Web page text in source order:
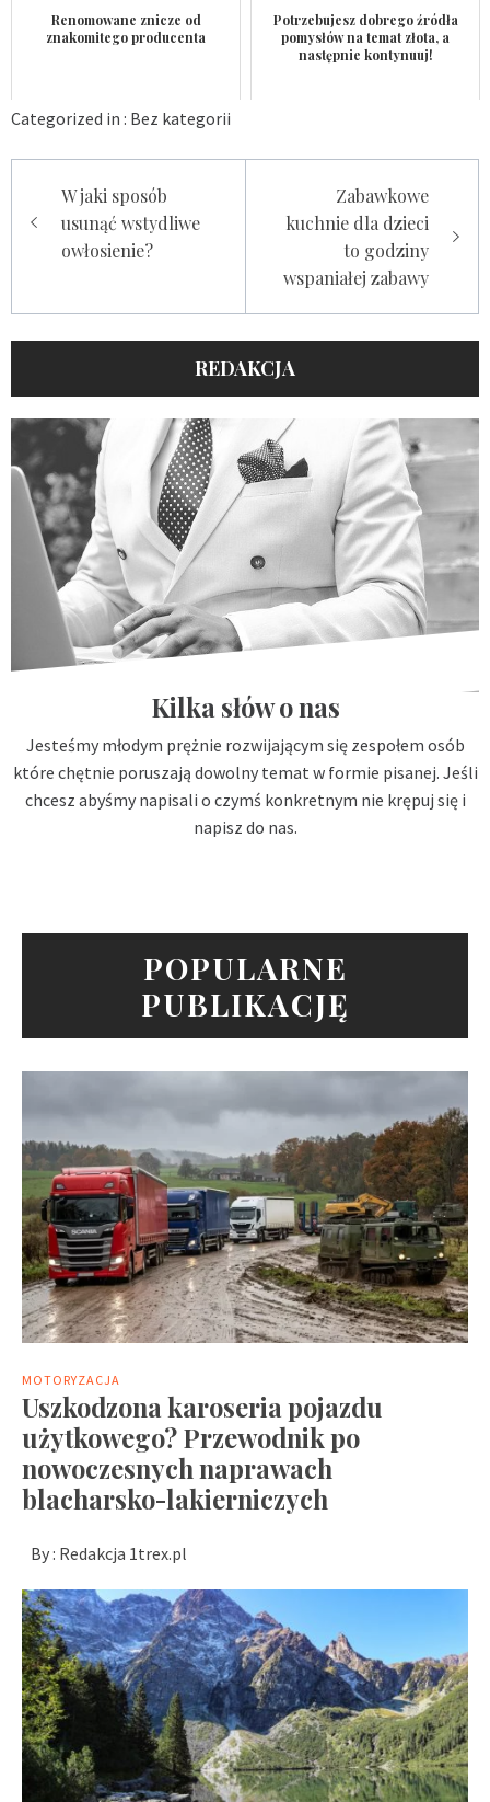
Renomowane znicze od
znakomitego producenta
Potrzebujesz dobrego źródła
pomysłów na temat złota, a
następnie kontynuuj!
Categorized in : Bez kategorii
wpisuW jaki sposób
usunąć wstydliwe
owłosienie?
Zabawkowe
kuchnie dla dzieci
to godziny
wspaniałej zabawy
REDAKCJA
Kilka słów o nas
Jesteśmy młodym prężnie rozwijającym się zespołem osób
które chętnie poruszają dowolny temat w formie pisanej. Jeśli
chcesz abyśmy napisali o czymś konkretnym nie krępuj się i
napisz do nas.
POPULARNE
PUBLIKACJĘ
MOTORYZACJA
Uszkodzona karoseria pojazdu
użytkowego? Przewodnik po
nowoczesnych naprawach
blacharsko-lakierniczych
By : Redakcja 1trex.pl